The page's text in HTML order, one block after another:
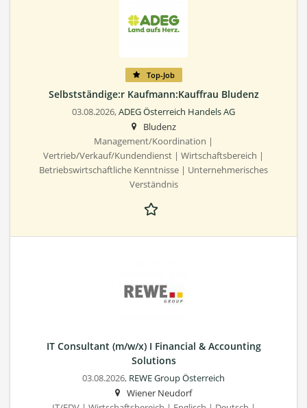
Top-Job
Selbstständige:r Kaufmann:Kauffrau Bludenz
03.08.2026,ADEG Österreich Handels AG
Bludenz
Management/Koordination |
Vertrieb/Verkauf/Kundendienst | Wirtschaftsbereich |
Betriebswirtschaftliche Kenntnisse | Unternehmerisches
Verständnis
IT Consultant (m/w/x) I Financial & Accounting
Solutions
03.08.2026, REWE Group Österreich
Wiener Neudorf